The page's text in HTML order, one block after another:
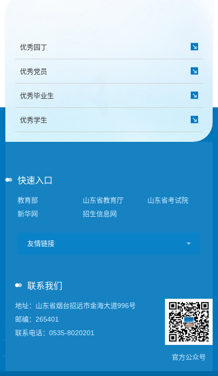
优秀园丁
优秀党员
优秀毕业生
优秀学生
快速入口
教育部 山东省教育厅
山东省考试院
新华网
招生信息网
友情链接
联系我们
地址：山东省烟台招远市金海大道996号
邮编：265401
联系电话：0535-8020201
官方公众号